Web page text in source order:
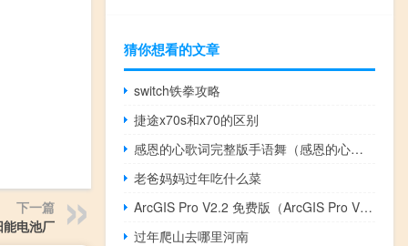
下一篇
电池厂
猜你想看的文章
switch铁拳攻略
捷途x70s和x70的区别
感恩的心歌词完整版手语舞（感恩的心歌词完整版）
老爸妈妈过年吃什么菜
ArcGIS Pro V2.2 免费版（ArcGIS Pro V2.2 免费版功能简介）
过年爬山去哪里河南